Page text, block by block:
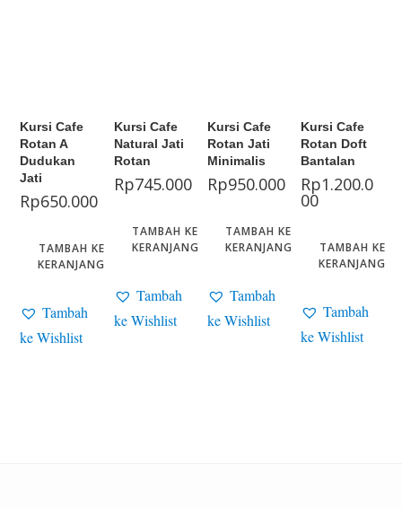
Kursi Cafe
Rotan A
Dudukan
Jati
Rp650.000
TAMBAH KE
KERANJANG
Tambah
ke Wishlist
Kursi Cafe
Natural Jati
Rotan
Rp745.000
TAMBAH KE
KERANJANG
Tambah
ke Wishlist
Kursi Cafe
Rotan Jati
Minimalis
Rp950.000
TAMBAH KE
KERANJANG
Tambah
ke Wishlist
Kursi Cafe
Rotan Doft
Bantalan
Rp1.200.0
00
TAMBAH KE
KERANJANG
Tambah
ke Wishlist